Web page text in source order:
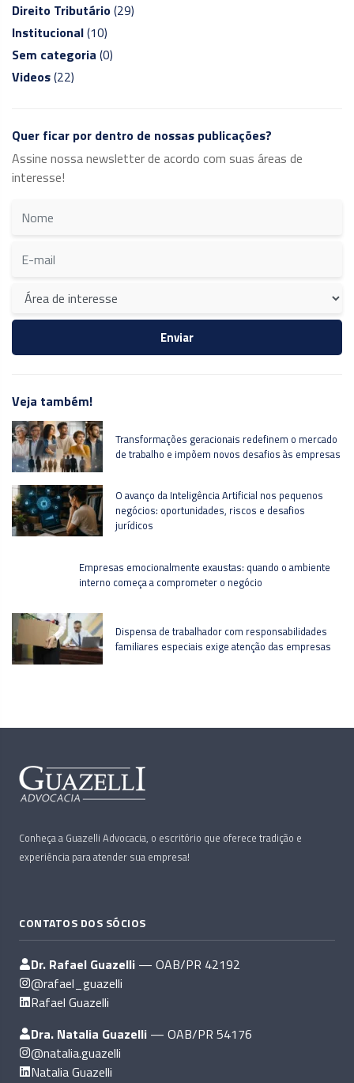
Direito Tributário(29)
Institucional(10)
Sem categoria (0)
Videos(22)
Quer ficar por dentro de nossas publicações?
Assine nossa newsletter de acordo com suas áreas de
interesse!
Veja também!
Transformações geracionais redefinem o mercado
de trabalho e impõem novos desafios às empresas
O avanço da Inteligência Artificial nos pequenos
negócios: oportunidades, riscos e desafios
jurídicos
Empresas emocionalmente exaustas: quando o ambiente
interno começa a comprometer o negócio
Dispensa de trabalhador com responsabilidades
familiares especiais exige atenção das empresas
Conheça a Guazelli Advocacia, o escritório que oferece tradição e
experiência para atender sua empresa!
CONTATOS DOS SÓCIOS
Dr. Rafael Guazelli — OAB/PR 42192
@rafael_guazelli
Rafael Guazelli
Dra. Natalia Guazelli — OAB/PR 54176
@natalia.guazelli
Natalia Guazelli